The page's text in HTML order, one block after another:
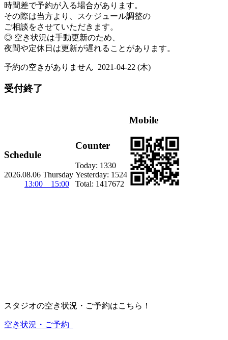
時間差で予約が入る場合があります。
その際は当方より、スケジュール調整の
ご相談をさせていただきます。
◎ 空き状況は手動更新のため、
夜間や定休日は更新が遅れることがあります。
予約の空きがありません 2021-04-22 (木)
受付終了
Schedule
2026.08.06 Thursday
13:00 15:00
Counter
Today: 1330
Yesterday: 1524
Total: 1417672
Mobile
スタジオの空き状況・ご予約はこちら！
空き状況・ご予約